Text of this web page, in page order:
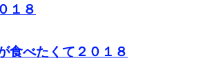
１８
食べたくて２０１８